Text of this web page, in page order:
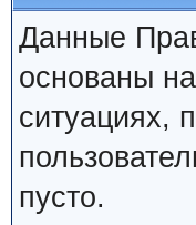
Данные
основаны
ситуациях,
пусто.